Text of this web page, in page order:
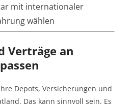
mit internationaler
wählen
Verträge an
Depots, Versicherungen und
Das kann sinnvoll sein. Es